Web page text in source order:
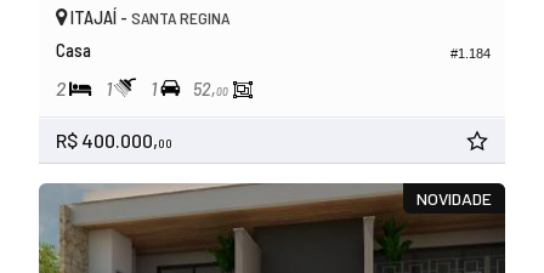
#1.184
ITAJAÍ - SANTA REGINA
Casa
2 1 1 52,00
R$ 400.000,00
NOVIDADE